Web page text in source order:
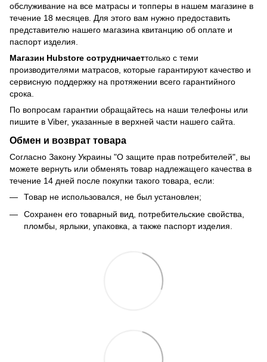
обслуживание на все матрасы и топперы в нашем магазине в
течение 18 месяцев. Для этого вам нужно предоставить
представителю нашего магазина квитанцию об оплате и
паспорт изделия.
Магазин Hubstore сотрудничаеттолько с теми
производителями матрасов, которые гарантируют качество и
сервисную поддержку на протяжении всего гарантийного
срока.
По вопросам гарантии обращайтесь на наши телефоны или
пишите в Viber, указанные в верхней части нашего сайта.
Обмен и возврат товара
Согласно Закону Украины "О защите прав потребителей", вы
можете вернуть или обменять товар надлежащего качества в
течение 14 дней после покупки такого товара, если:
Товар не использовался, не был установлен;
Сохранен его товарный вид, потребительские свойства,
пломбы, ярлыки, упаковка, а также паспорт изделия.